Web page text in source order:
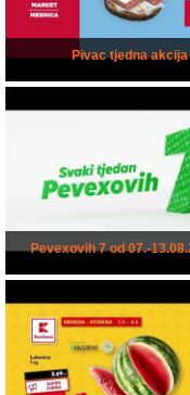
Pivac tjedna akcija
Pevexovih 7 od 07.-